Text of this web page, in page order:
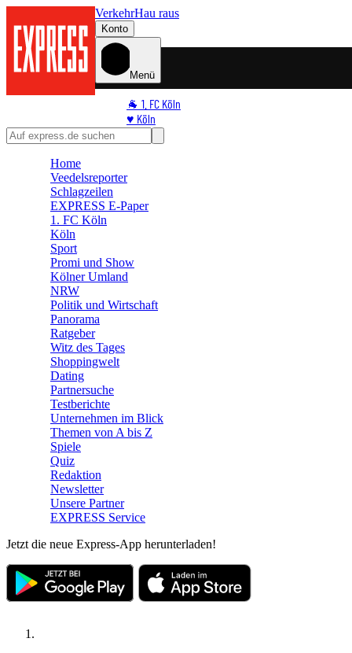
VerkehrHau raus
Konto
Menü
🐐 1. FC Köln
♥️ Köln
⭐ Promi
🛒 Shoppingwelt
Home
Veedelsreporter
Schlagzeilen
EXPRESS E-Paper
1. FC Köln
Köln
Sport
Promi und Show
Kölner Umland
NRW
Politik und Wirtschaft
Panorama
Ratgeber
Witz des Tages
Shoppingwelt
Dating
Partnersuche
Testberichte
Unternehmen im Blick
Themen von A bis Z
Spiele
Quiz
Redaktion
Newsletter
Unsere Partner
EXPRESS Service
Jetzt die neue Express-App herunterladen!